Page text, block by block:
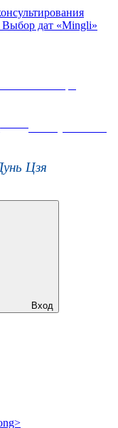
дат «Mingli»
Цзя
Вход